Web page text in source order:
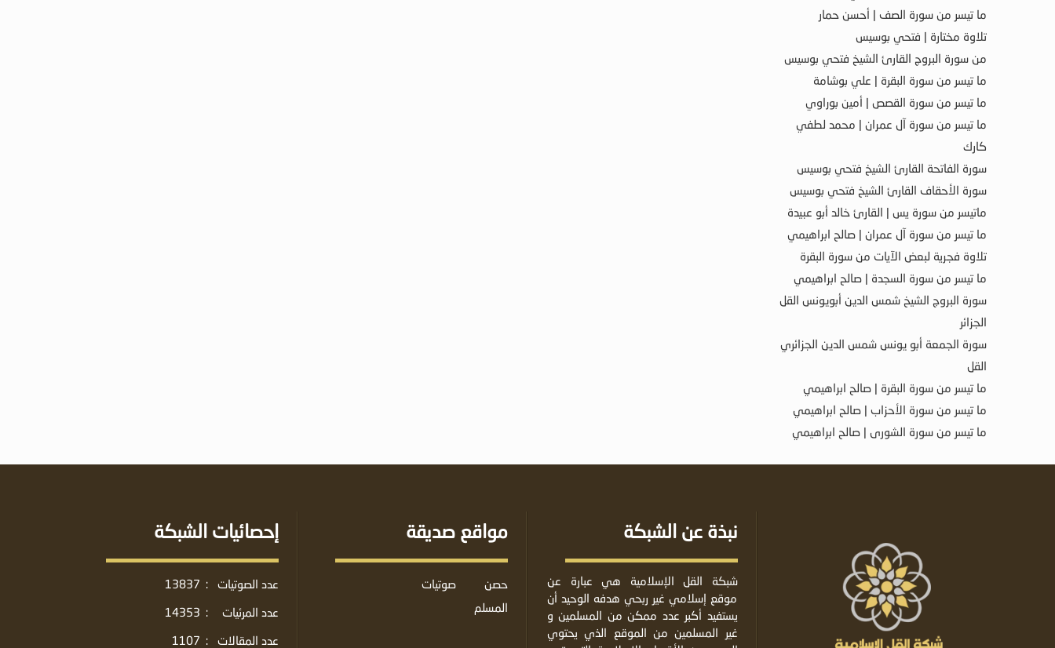
ما تيسر من سورة الصف | أحسن حمار
تلاوة مختارة | فتحي بوسيس
من سورة البروج القارئ الشيخ فتحي بوسيس
ما تيسر من سورة البقرة | علي بوشامة
ما تيسر من سورة القصص | أمين بوراوي
ما تيسر من سورة آل عمران | محمد لطفي
كارك
سورة الفاتحة القارئ الشيخ فتحي بوسيس
سورة الأحقاف القارئ الشيخ فتحي بوسيس
ماتيسر من سورة يس | القارئ خالد أبو عبيدة
ما تيسر من سورة آل عمران | صالح ابراهيمي
تلاوة فجرية لبعض الآيات من سورة البقرة
ما تيسر من سورة السجدة | صالح ابراهيمي
سورة البروج الشيخ شمس الدين أبويونس القل
الجزائر
سورة الجمعة أبو يونس شمس الدين الجزائري
القل
ما تيسر من سورة البقرة | صالح ابراهيمي
ما تيسر من سورة الأحزاب | صالح ابراهيمي
ما تيسر من سورة الشورى | صالح ابراهيمي
نبذة عن الشبكة
شبكة القل الإسلامية هي عبارة عن
موقع إسلامي غير ربحي هدفه الوحيد أن
يستفيد أكبر عدد ممكن من المسلمين و
غير المسلمين من الموقع الذي يحتوي
مواقع صديقة
حصن
المسلم
صوتيات
إحصائيات الشبكة
عدد الصوتيات :
13837
عدد المرئيات
:
14353
عدد المقالات
:
1107